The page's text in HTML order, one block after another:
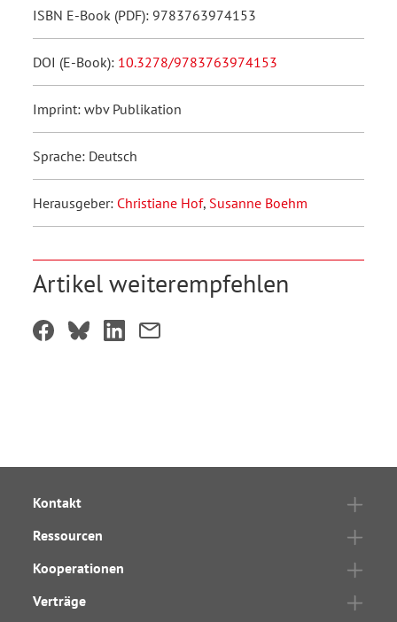
ISBN E-Book (PDF): 9783763974153
DOI (E-Book): 10.3278/9783763974153
Imprint: wbv Publikation
Sprache: Deutsch
Herausgeber: Christiane Hof, Susanne Boehm
Artikel weiterempfehlen
Kontakt
Ressourcen
Kooperationen
Verträge